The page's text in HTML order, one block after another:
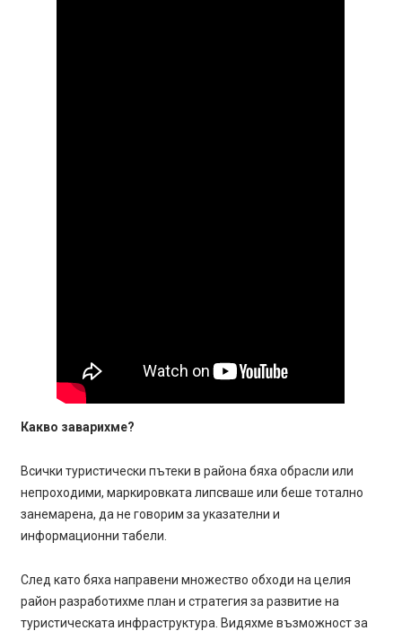
Какво заварихме?
Всички туристически пътеки в района бяха обрасли или
непроходими, маркировката липсваше или беше тотално
занемарена, да не говорим за указателни и
информационни табели.
След като бяха направени множество обходи на целия
район разработихме план и стратегия за развитие на
туристическата инфраструктура. Видяхме възможност за